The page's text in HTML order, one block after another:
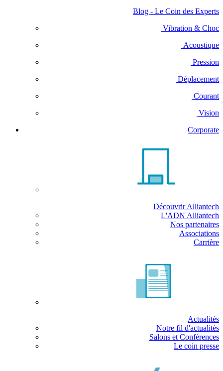
Blog - Le Coin des Experts
Vibration & Choc
Acoustique
Pression
Déplacement
Courant
Vision
Corporate
Découvrir Alliantech
L'ADN Alliantech
Nos partenaires
Associations
Carrière
Actualités
Notre fil d'actualités
Salons et Conférences
Le coin presse